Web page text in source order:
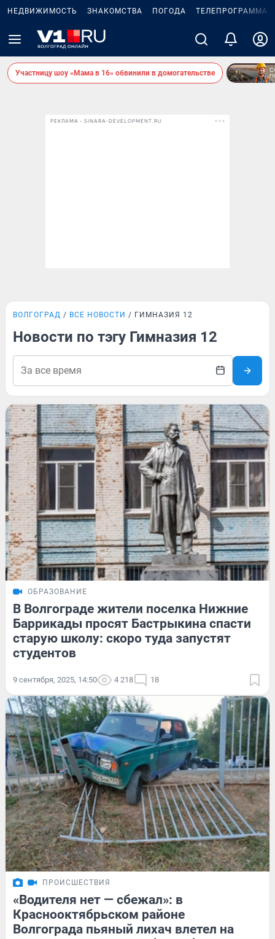
НЕДВИЖИМОСТЬ ЗНАКОМСТВА ПОГОДА ТЕЛЕПРОГРАММА
Участницу шоу «Мама в 16» обвинили в домогательстве
РЕКЛАМА • SINARA-DEVELOPMENT.RU
ВОЛГОГРАД ВСЕ НОВОСТИ ГИМНАЗИЯ 12
Новости по тэгу Гимназия 12
ОБРАЗОВАНИЕ
В Волгограде жители поселка Нижние
Баррикады просят Бастрыкина спасти
старую школу: скоро туда запустят
студентов
9 сентября, 2025, 14:50 4 218 18
ПРОИСШЕСТВИЯ
«Водителя нет — сбежал»: в
Краснооктябрьском районе
Волгограда пьяный лихач влетел на